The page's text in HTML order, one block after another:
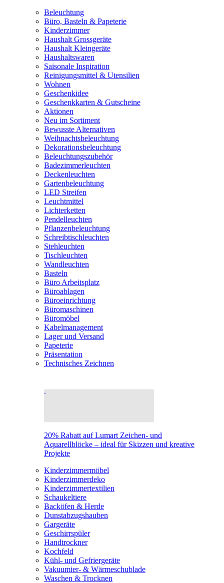
Beleuchtung
Büro, Basteln & Papeterie
Kinderzimmer
Haushalt Grossgeräte
Haushalt Kleingeräte
Haushaltswaren
Saisonale Inspiration
Reinigungsmittel & Utensilien
Wohnen
Geschenkidee
Geschenkkarten & Gutscheine
Aktionen
Neu im Sortiment
Bewusste Alternativen
Weihnachtsbeleuchtung
Dekorationsbeleuchtung
Beleuchtungszubehör
Badezimmerleuchten
Deckenleuchten
Gartenbeleuchtung
LED Streifen
Leuchtmittel
Lichterketten
Pendelleuchten
Pflanzenbeleuchtung
Schreibtischleuchten
Stehleuchten
Tischleuchten
Wandleuchten
Basteln
Büro Arbeitsplatz
Büroablagen
Büroeinrichtung
Büromaschinen
Büromöbel
Kabelmanagement
Lager und Versand
Papeterie
Präsentation
Technisches Zeichnen
20% Rabatt auf Lumart Zeichen- und
Aquarellblöcke – ideal für Skizzen und kreative
Projekte
Kinderzimmermöbel
Kinderzimmerdeko
Kinderzimmertextilien
Schaukeltiere
Backöfen & Herde
Dunstabzugshauben
Gargeräte
Geschirrspüler
Handtrockner
Kochfeld
Kühl- und Gefriergeräte
Vakuumier- & Wärmeschublade
Waschen & Trocknen